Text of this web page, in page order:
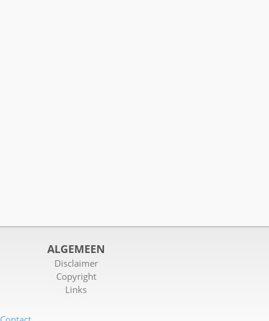
ALGEMEEN
Disclaimer
Copyright
Links